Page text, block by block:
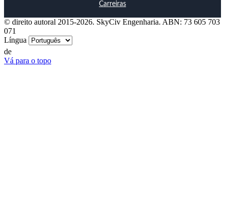
Carreiras
© direito autoral 2015-2026. SkyCiv Engenharia. ABN: 73 605 703
071
Língua
de
Vá para o topo